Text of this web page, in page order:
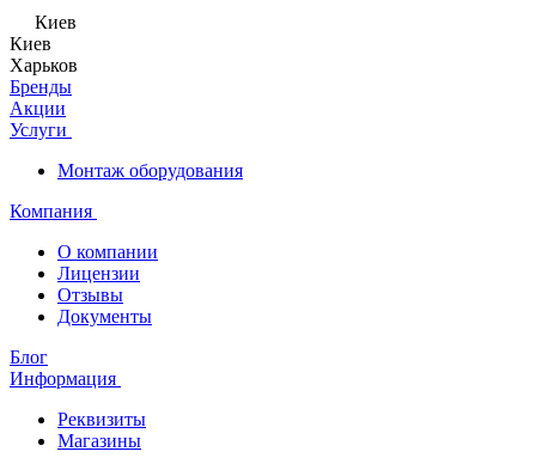
Киев
Киев
Харьков
Бренды
Акции
Услуги
Монтаж оборудования
Компания
О компании
Лицензии
Отзывы
Документы
Блог
Информация
Реквизиты
Магазины